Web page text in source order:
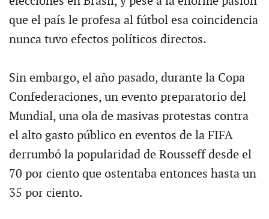
que el país le profesa al fútbol esa coincidencia
nunca tuvo efectos políticos directos.
Sin embargo, el año pasado, durante la Copa
Confederaciones, un evento preparatorio del
Mundial, una ola de masivas protestas contra
el alto gasto público en eventos de la FIFA
derrumbó la popularidad de Rousseff desde el
70 por ciento que ostentaba entonces hasta un
35 por ciento.